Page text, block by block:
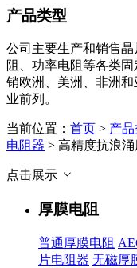
产品类型
公司主要生产和销售
阻、功率电阻等各类
销欧洲、美洲、非洲
业前列。
当前位置： 首页 > 产
电阻器 > 高精度抗浪
点击展示
厚膜电阻
普通厚膜电阻
片电阻器 无磁厚